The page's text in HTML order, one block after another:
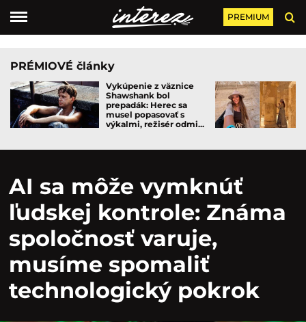
PREMIUM
PRÉMIOVÉ články
Vykúpenie z väznice
Shawshank bol
prepadák: Herec sa
musel popasovať s
výkalmi, režisér odmi...
AI sa môže vymknúť
ľudskej kontrole: Známa
spoločnosť varuje,
musíme spomaliť
technologický pokrok